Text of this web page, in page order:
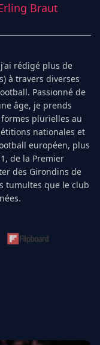
Braut
rédigé plus de
à travers diverses
Passionné de
âge, je prends
plurielles au
nationales et
européen, plus
de la Premier
des Girondins de
tumultes que le club